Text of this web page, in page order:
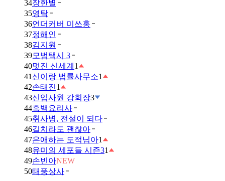
34장한별
35영탁
36언더커버 미쓰홍
37정해인
38김지원
39모범택시 3
40멋진 신세계 1
41 신이랑 법률사무소1
42손태진1
43신입사원 강회장3
44흑백요리사
45취사병, 전설이 되다
46길치라도 괜찮아
47은애하는 도적님아1
48유미의 세포들 시즌31
49손빈아NEW
50태풍상사